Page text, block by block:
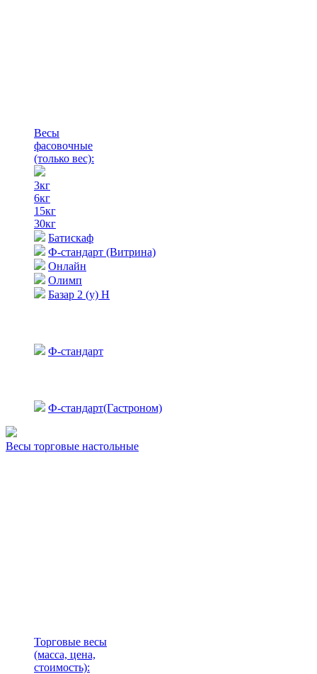
Весы
фасовочные
(только вес):
3кг
6кг
15кг
30кг
Батискаф
Ф-стандарт (Витрина)
Онлайн
Олимп
Базар 2 (у) Н
Ф-стандарт
Ф-стандарт(Гастроном)
Весы торговые настольные
Торговые весы
(масса, цена,
стоимость):